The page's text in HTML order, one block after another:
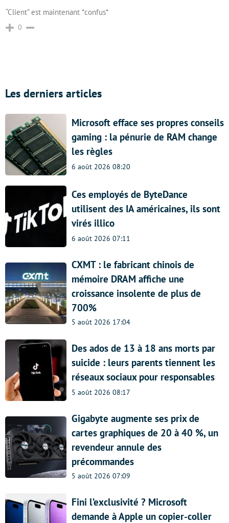
“Client” est maintenant *confus*
0
Les derniers articles
Microsoft efface ses propres conseils
gaming : la pénurie de RAM change
les règles
6 août 2026 08:20
Ces employés de ByteDance
utilisent des IA américaines, ils sont
virés illico
6 août 2026 07:11
CXMT : le fabricant chinois de
mémoire DRAM affiche une
croissance insolente de plus de
700%
5 août 2026 17:04
Des ados de 13 à 18 ans morts par
suicide : leurs parents tiennent les
réseaux sociaux pour responsables
5 août 2026 08:17
Gigabyte augmente ses prix de
cartes graphiques de 20 à 40 %, un
revendeur annule des
précommandes
5 août 2026 07:09
Fini l’exclusivité ? Microsoft
demande à Apple un copier-coller